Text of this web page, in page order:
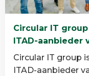
Digital
over
Circular IT
ITAD-aanbieder
Circular IT group
ITAD-aanbieder